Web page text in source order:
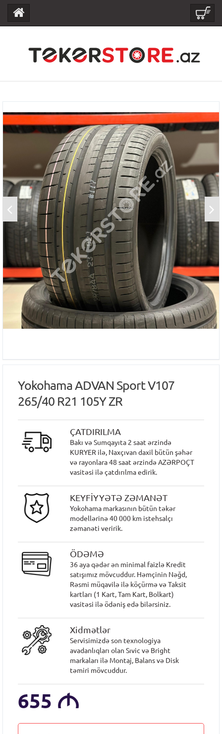
Yokohama ADVAN Sport V107
265/40 R21 105Y ZR
ÇATDIRILMA
Bakı və Sumqayıta 2 saat ərzində
KURYER ilə, Naxçıvan daxil bütün şəhər
və rayonlara 48 saat ərzində AZƏRPOÇT
vasitəsi ilə çatdırılma edirik.
KEYFİYYƏTƏ ZƏMANƏT
Yokohama markasının bütün təkər
modellərinə 40 000 km istehsalçı
zəmanəti veririk.
ÖDƏMƏ
36 aya qədər ən minimal faizlə Kredit
satışımız mövcuddur. Həmçinin Nəğd,
Rəsmi müqavilə ilə köçürmə və Taksit
kartları (1 Kart, Tam Kart, Bolkart)
vasitəsi ilə ödəniş edə bilərsiniz.
Xidmətlər
Servisimizdə son texnologiya
avadanlıqları olan Sıvic və Bright
markaları ilə Montaj, Balans və Disk
təmiri mövcuddur.
655 M